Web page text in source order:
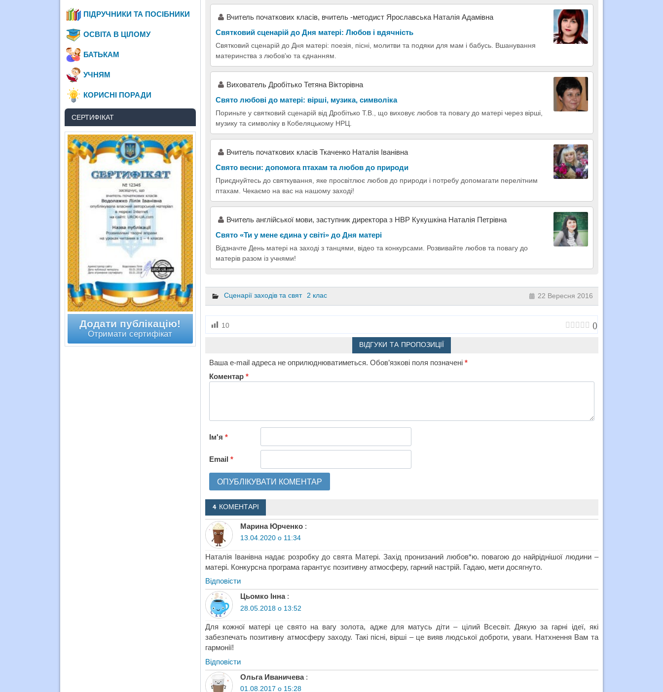
Вчитель початкових класів, вчитель -методист Ярославська Наталія Адамівна
Святковий сценарій до Дня матері: Любов і вдячність
Святковий сценарій до Дня матері: поезія, пісні, молитви та подяки для мам і бабусь. Вшанування
материнства з любов'ю та єднанням.
Вихователь Дробітько Тетяна Вікторівна
Свято любові до матері: вірші, музика, символіка
Пориньте у святковий сценарій від Дробітько Т.В., що виховує любов та повагу до матері через вірші,
музику та символіку в Кобеляцькому НРЦ.
Вчитель початкових класів Ткаченко Наталія Іванівна
Свято весни: допомога птахам та любов до природи
Приєднуйтесь до святкування, яке просвітлює любов до природи і потребу допомагати перелітним
птахам. Чекаємо на вас на нашому заході!
Вчитель англійської мови, заступник директора з НВР Кукушкіна Наталія Петрівна
Свято «Ти у мене єдина у світі» до Дня матері
Відзначте День матері на заході з танцями, відео та конкурсами. Розвивайте любов та повагу до
матерів разом із учнями!
Сценарії заходів та свят 2 клас 22 Вересня 2016
10 ()
ВІДГУКИ ТА ПРОПОЗИЦІЇ
Ваша e-mail адреса не оприлюднюватиметься. Обов’язкові поля позначені *
Коментар *
Ім'я *
Email *
4 КОМЕНТАРІ
Марина Юрченко :
13.04.2020 о 11:34
Наталія Іванівна надає розробку до свята Матері. Захід пронизаний любов*ю. повагою до найріднішої людини –
матері. Конкурсна програма гарантує позитивну атмосферу, гарний настрій. Гадаю, мети досягнуто.
Відповіcти
Цьомко Інна :
28.05.2018 о 13:52
Для кожної матері це свято на вагу золота, адже для матусь діти – цілий Всесвіт. Дякую за гарні ідеї, які
забезпечать позитивну атмосферу заходу. Такі пісні, вірші – це вияв людської доброти, уваги. Натхнення Вам та
гармонії!
Відповіcти
Ольга Иваничева :
01.08.2017 о 15:28
ПІДРУЧНИКИ ТА ПОСІБНИКИ
ОСВІТА В ЦІЛОМУ
БАТЬКАМ
УЧНЯМ
КОРИСНІ ПОРАДИ
СЕРТИФІКАТ
Додати публікацію!
Отримати сертифікат